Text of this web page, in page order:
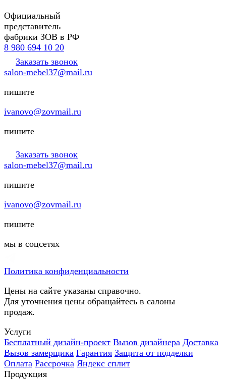
Официальный
представитель
фабрики ЗОВ в РФ
8 980 694 10 20
Заказать звонок
salon-mebel37@mail.ru
пишите
ivanovo@zovmail.ru
пишите
Заказать звонок
salon-mebel37@mail.ru
пишите
ivanovo@zovmail.ru
пишите
мы в соцсетях
Политика конфиденциальности
Цены на сайте указаны справочно.
Для уточнения цены обращайтесь в салоны
продаж.
Услуги
Бесплатный дизайн-проект Вызов дизайнера Доставка
Вызов замерщика Гарантия Защита от подделки
Оплата Рассрочка Яндекс сплит
Продукция